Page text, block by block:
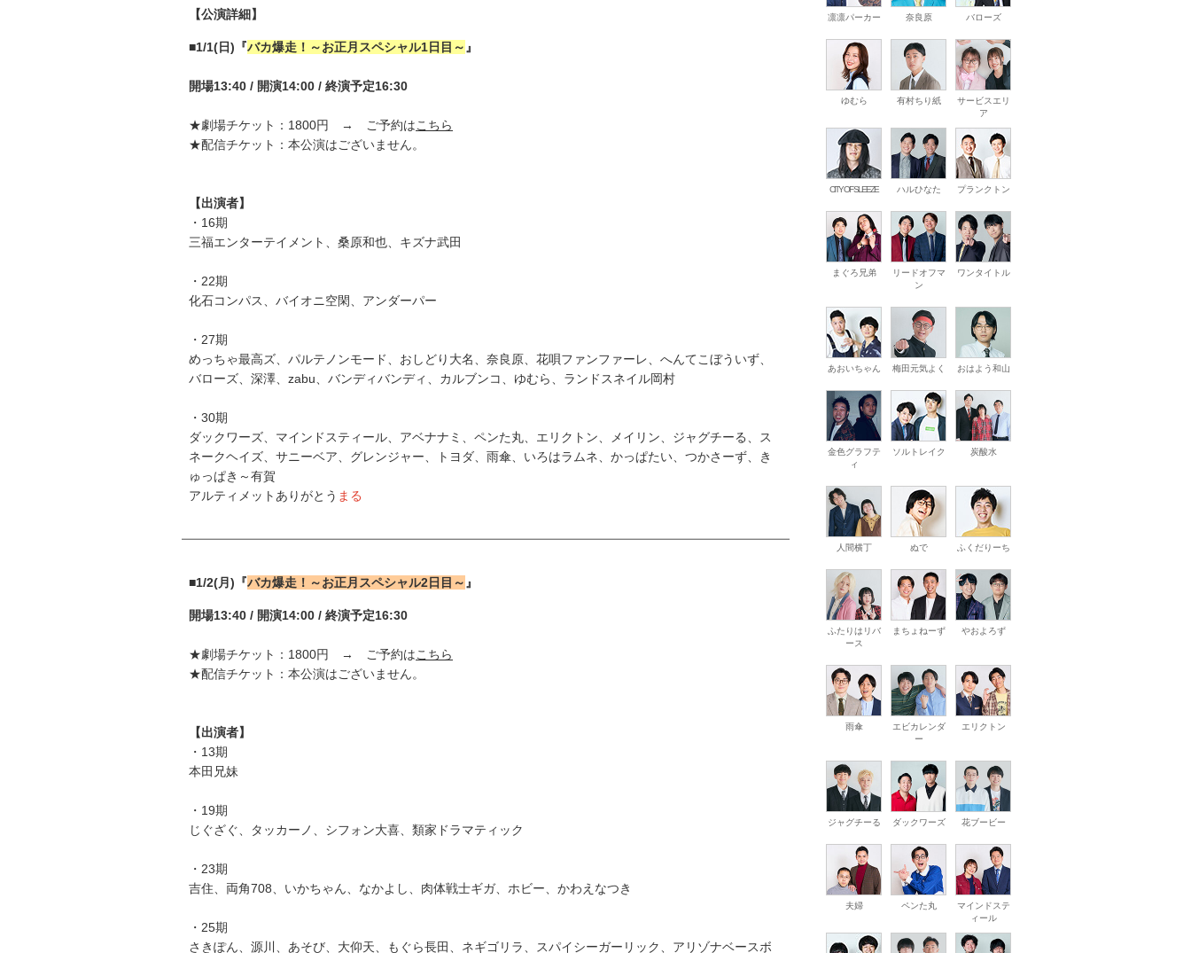
【公演詳細】
■1/1(日) 『バカ爆走！～お正月スペシャル1日目～ 』
開場13:40 / 開演14:00 / 終演予定16:30
★劇場チケット：1800円 → ご予約はこちら
★配信チケット：本公演はございません。
【出演者】
・16期
三福エンターテイメント、桑原和也、キズナ武田
・22期
化石コンパス、バイオニ空閑、アンダーパー
・27期
めっちゃ最高ズ、パルテノンモード、おしどり大名、奈良原、花唄ファンファーレ、へんてこぼういず、
バローズ、深澤、zabu、バンディバンディ、カルブンコ、ゆむら、ランドスネイル岡村
・30期
ダックワーズ、マインドスティール、アベナナミ、ペンた丸、エリクトン、メイリン、ジャグチーる、ス
ネークヘイズ、サニーベア、グレンジャー、トヨダ、雨傘、いろはラムネ、かっぱたい、つかさーず、き
ゅっぱき～有賀
アルティメットありがとう まる
■1/2(月 ) 『バカ爆走！～お正月スペシャル2日目～ 』
開場13:40 / 開演14:00 / 終演予定16:30
★劇場チケット：1800円 → ご予約はこちら
★配信チケット：本公演はございません。
【出演者】
・13期
本田兄妹
・19期
じぐざぐ、タッカーノ、シフォン大喜、類家ドラマティック
・23期
吉住、 両角708 、いかちゃん、なかよし、肉体戦士ギガ、ホビー、かわえなつき
・25期
さきぽん、源川、あそび、大仰天、もぐら長田、ネギゴリラ、スパイシーガーリック、アリゾナベースボ
凛凛パーカー 奈良原 バローズ
ゆむら 有村ちり紙
サービスエリ
ア
CITY OF SLEEZE ハルひなた プランクトン
まぐろ兄弟
リードオフマ
ン
ワンタイトル
あおいちゃん 梅田元気よく おはよう和山
金色グラフテ
ィ
ソルトレイク 炭酸水
人間横丁 ぬで ふくだりーち
ふたりはリバ
ース
まちょねーず やおよろず
雨傘
エビカレンダ
ー
エリクトン
ジャグチーる ダックワーズ 花ブービー
夫婦 ペンた丸
マインドステ
ィール